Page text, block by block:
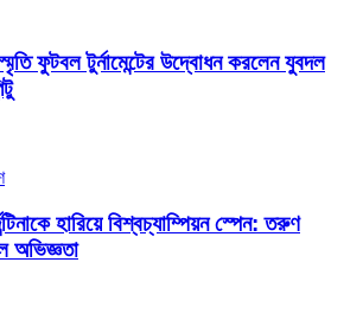
ফুটবল টুর্নামেন্টের উদ্বোধন করলেন যুবদল
হারিয়ে বিশ্বচ্যাম্পিয়ন স্পেন: তরুণ
অভিজ্ঞতা